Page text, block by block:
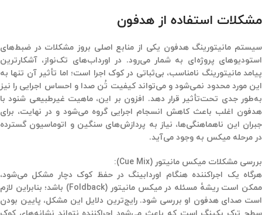
مشکلات استفاده از هدفون
سیستم مانیتورینگ هدفون یکی از منابع اصلی بروز مشکلات در ضبط‌های
استودیوهای پروژه‌ای به شمار می‌رود. در اورداب‌های تک‌نواز، آشکارترین
پیامد مانیتورینگ نامناسب، بی‌ثباتی در کوک اجرا است؛ اما تأثیر آن تنها به
این مورد محدود نمی‌شود و می‌تواند کیفیت تُن صدا و احساس اجرایی را نیز
به‌طور جدی تحت‌تأثیر قرار دهد. افزون بر این، ماهیت غیرطبیعی شنود با
هدفون اغلب باعث کاهش انسجام اجرایی گروه می‌شود و در نهایت، برای
جبران این ناهماهنگی‌ها، نیاز به پردازش‌های سنگین و اتوماسیون گسترده
در مرحله میکس به وجود می‌آید.
بررسی مشکلات میکس مانیتور (Cue Mix):
هرگاه یک اجراکننده هنگام اوردابینگ در حفظ کوک دچار مشکل می‌شود،
ممکن است ریشهٔ مسئله در میکس مانیتور (Foldback) باشد؛ بنابراین لازم
است صدای هدفون او بررسی شود. رایج‌ترین دلایل این مشکل، پایین بودن